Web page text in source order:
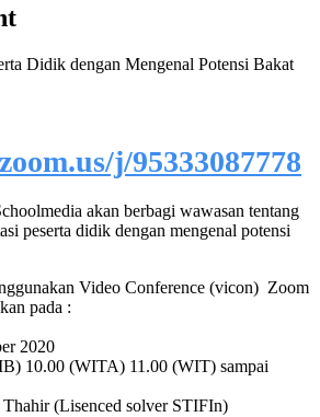
Didik dengan Mengenal Potensi Bakat
j/95333087778
akan berbagi wawasan tentang
peserta didik dengan mengenal potensi
Video Conference (vicon) Zoom
pada :
2020
10.00 (WITA) 11.00 (WIT) sampai
(Lisenced solver STIFIn)